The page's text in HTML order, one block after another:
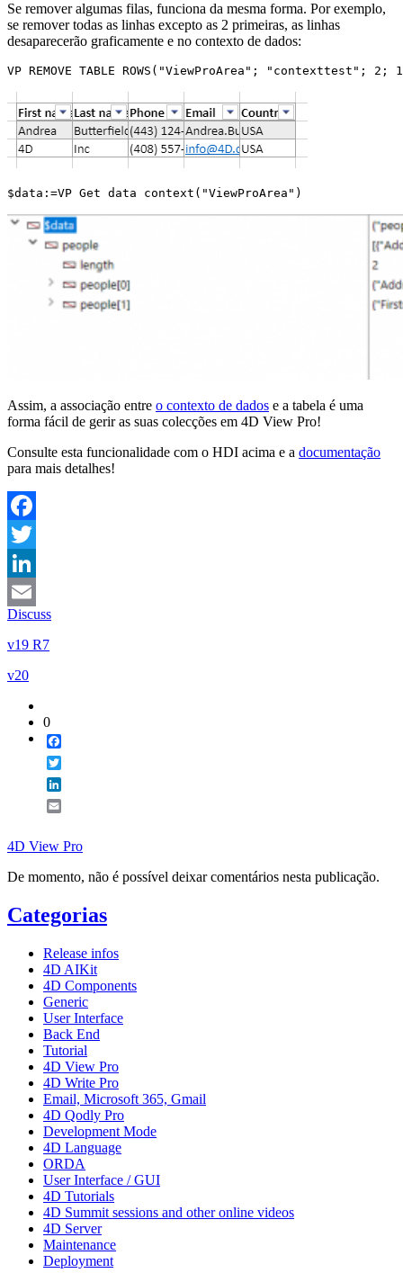
Se remover algumas filas, funciona da mesma forma. Por exemplo,
se remover todas as linhas excepto as 2 primeiras, as linhas
desaparecerão graficamente e no contexto de dados:
VP REMOVE TABLE ROWS("ViewProArea"; "contexttest"; 2;
$data:=VP Get data context("ViewProArea")
Assim, a associação entre o contexto de dados e a tabela é uma
forma fácil de gerir as suas colecções em 4D View Pro!
Consulte esta funcionalidade com o HDI acima e a documentação
para mais detalhes!
Facebook
Twitter
LinkedIn
Email
Discuss
v19 R7
v20
0
4D View Pro
De momento, não é possível deixar comentários nesta publicação.
Categorias
Release infos
4D AIKit
4D Components
Generic
User Interface
Back End
Tutorial
4D View Pro
4D Write Pro
Email, Microsoft 365, Gmail
4D Qodly Pro
Development Mode
4D Language
ORDA
User Interface / GUI
4D Tutorials
4D Summit sessions and other online videos
4D Server
Maintenance
Deployment